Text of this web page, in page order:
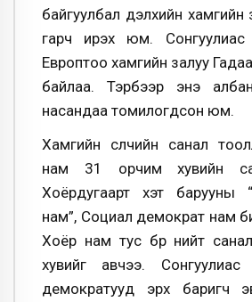
байгуулбал дэлхийн хамгийн
гарч ирэх юм.
Европтоо хамгийн залуу
байлаа. Тэрбээр энэ
насандаа томилогдсон юм.
Хамгийн сүүлчийн санал
нам 31 орчим хувийн
Хоёрдугаарт хэт барууны
нам”, Социал демократ нам
Хоёр нам тус бүр нийт
хувийг авчээ.
демократууд эрх баригч